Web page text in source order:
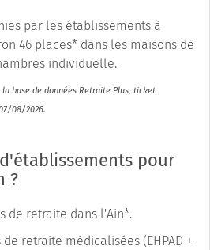
par les établissements à
46 places* dans les maisons de
individuelle.
base de données Retraite Plus, ticket
08/2026.
pour
?
de retraite dans l'Ain*.
retraite médicalisées (EHPAD +